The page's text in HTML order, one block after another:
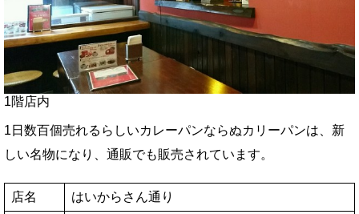
1階店内
1日数百個売れるらしいカレーパンならぬカリーパンは、新
しい名物になり、通販でも販売されています。
店名 はいからさん通り